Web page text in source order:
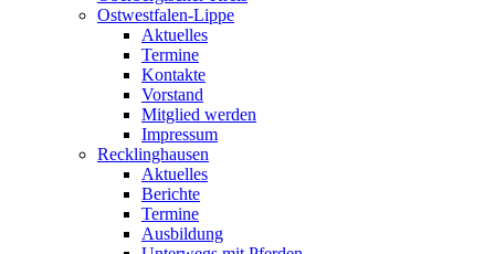
Ostwestfalen-Lippe
Aktuelles
Termine
Kontakte
Vorstand
Mitglied werden
Impressum
Recklinghausen
Aktuelles
Berichte
Termine
Ausbildung